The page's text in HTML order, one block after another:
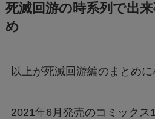
死滅回游の時系列で出
め
以上が死滅回游編のまとめに
2021年6月発売のコミックス